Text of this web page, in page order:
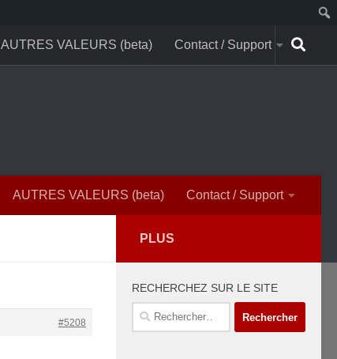
AUTRES VALEURS (beta) Contact / Support
AUTRES VALEURS (beta) Contact / Support
#5208
PLUS
RECHERCHEZ SUR LE SITE
Rechercher :